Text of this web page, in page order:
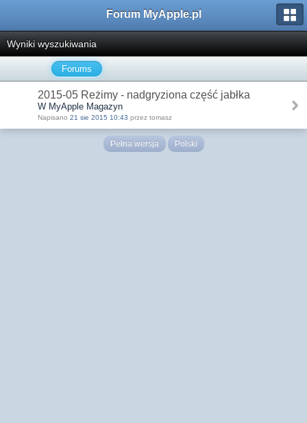
Forum MyApple.pl
Wyniki wyszukiwania
Forums
2015-05 Reżimy - nadgryziona część jabłka
W MyApple Magazyn
Napisano 21 sie 2015 10:43 przez tomasz
Pełna wersja Polski